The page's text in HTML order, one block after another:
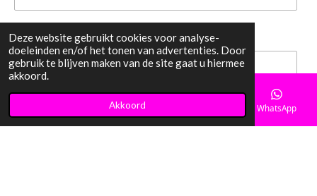
Deze website gebruikt cookies voor analyse-
doeleinden en/of het tonen van advertenties. Door
gebruik te blijven maken van de site gaat u hiermee
akkoord.
Akkoord
Bericht *
Telefoonnummer WhatsApp